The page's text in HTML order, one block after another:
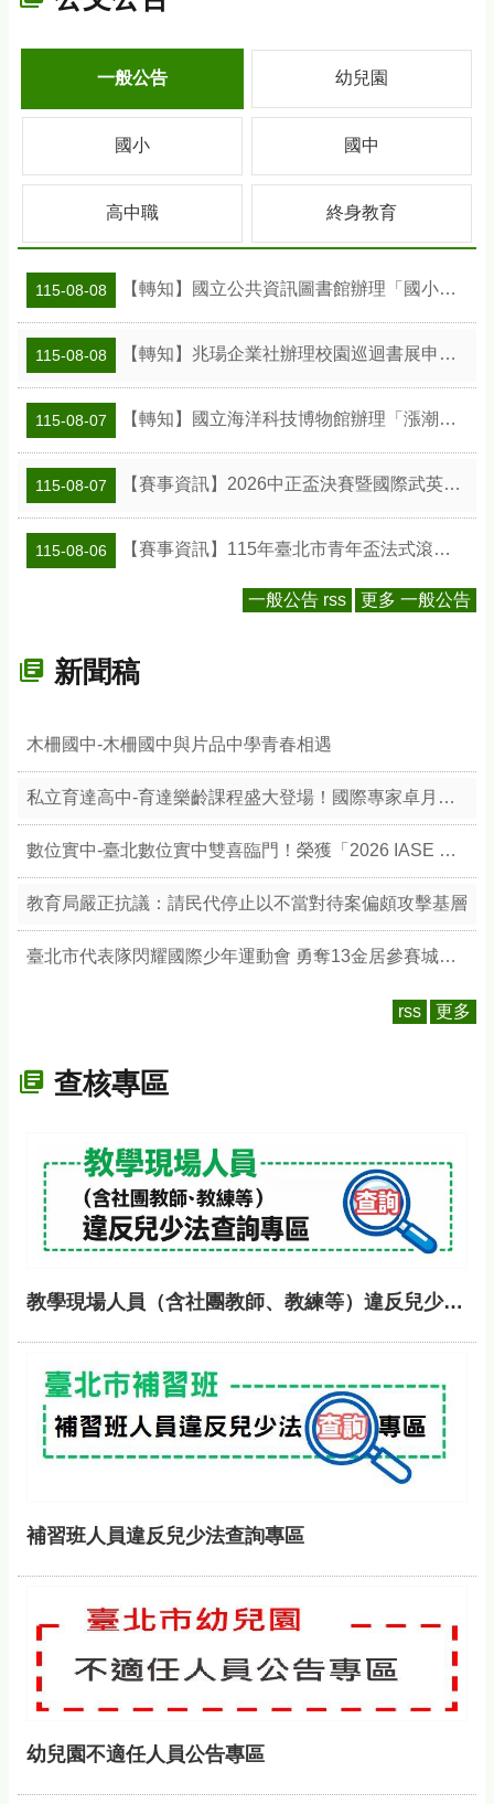
一般公告 幼兒園
國小 國中
高中職 終身教育
115-08-08 【轉知】國立公共資訊圖書館辦理「國小班級訪問工作坊」活動及教案資訊
115-08-08 【轉知】兆瑒企業社辦理校園巡迴書展申請資訊
115-08-07 【轉知】國立海洋科技博物館辦理「漲潮時刻—原民智慧主題探索課程」參訪補助案
115-08-07 【賽事資訊】2026中正盃決賽暨國際武英盃武術精英錦標賽
115-08-06 【賽事資訊】115年臺北市青年盃法式滾球錦標賽
一般公告 rss 更多 一般公告
新聞稿
木柵國中-木柵國中與片品中學青春相遇
私立育達高中-育達樂齡課程盛大登場！國際專家卓月蘭帶領樂齡族體驗綠色療癒力
數位實中-臺北數位實中雙喜臨門！榮獲「2026 IASE 教育影響力獎」雙楷模，以數位治理與無圍牆校園引領教育新典範
教育局嚴正抗議：請民代停止以不當對待案偏頗攻擊基層
臺北市代表隊閃耀國際少年運動會 勇奪13金居參賽城市之冠 展現競技實力與城市榮耀
rss 更多
查核專區
教學現場人員（含社團教師、教練等）違反兒少法查詢專區
補習班人員違反兒少法查詢專區
幼兒園不適任人員公告專區